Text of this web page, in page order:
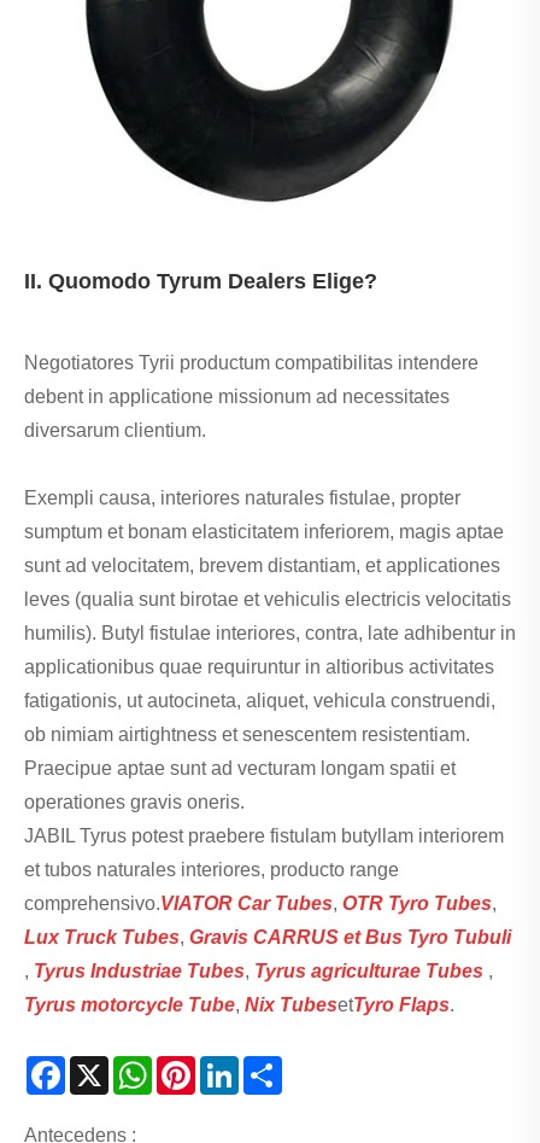
II. Quomodo Tyrum Dealers Elige?
Negotiatores Tyrii productum compatibilitas intendere
debent in applicatione missionum ad necessitates
diversarum clientium.
Exempli causa, interiores naturales fistulae, propter
sumptum et bonam elasticitatem inferiorem, magis aptae
sunt ad velocitatem, brevem distantiam, et applicationes
leves (qualia sunt birotae et vehiculis electricis velocitatis
humilis). Butyl fistulae interiores, contra, late adhibentur in
applicationibus quae requiruntur in altioribus activitates
fatigationis, ut autocineta, aliquet, vehicula construendi,
ob nimiam airtightness et senescentem resistentiam.
Praecipue aptae sunt ad vecturam longam spatii et
operationes gravis oneris.
JABIL Tyrus potest praebere fistulam butyllam interiorem
et tubos naturales interiores, producto range
comprehensivo.VIATOR Car Tubes, OTR Tyro Tubes,
Lux Truck Tubes, Gravis CARRUS et Bus Tyro Tubuli
, Tyrus Industriae Tubes, Tyrus agriculturae Tubes ,
Tyrus motorcycle Tube, Nix TubesetTyro Flaps.
Facebook
X WhatsAppPinterestLinkedIn
Antecedens :